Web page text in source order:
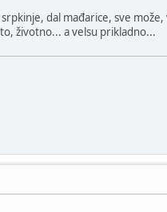
dal mađarice, sve može,
životno... a velsu prikladno...